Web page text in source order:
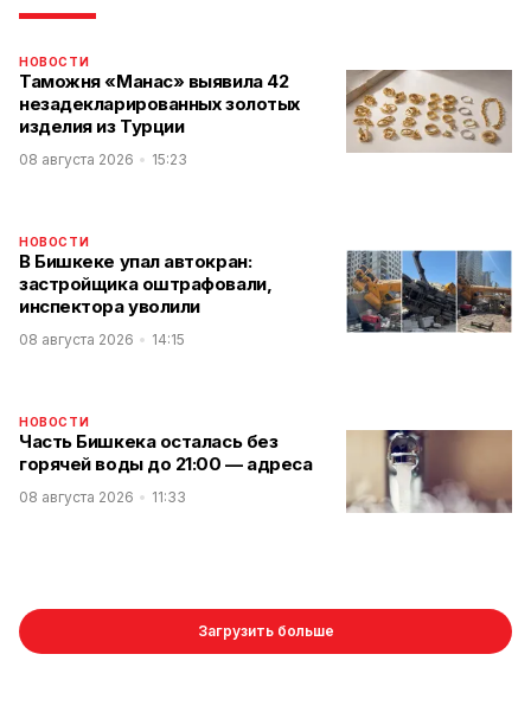
НОВОСТИ
Таможня «Манас» выявила 42
незадекларированных золотых
изделия из Турции
08 августа 2026 15:23
НОВОСТИ
В Бишкеке упал автокран:
застройщика оштрафовали,
инспектора уволили
08 августа 2026 14:15
НОВОСТИ
Часть Бишкека осталась без
горячей воды до 21:00 — адреса
08 августа 2026 11:33
Загрузить больше